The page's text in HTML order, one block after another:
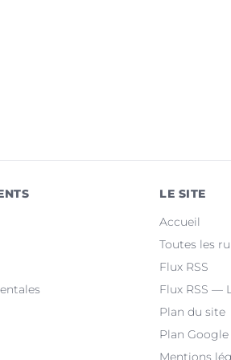
LE SITE
Accueil
Toutes les
Flux RSS
Flux RSS —
Plan du site
Plan
Mentions